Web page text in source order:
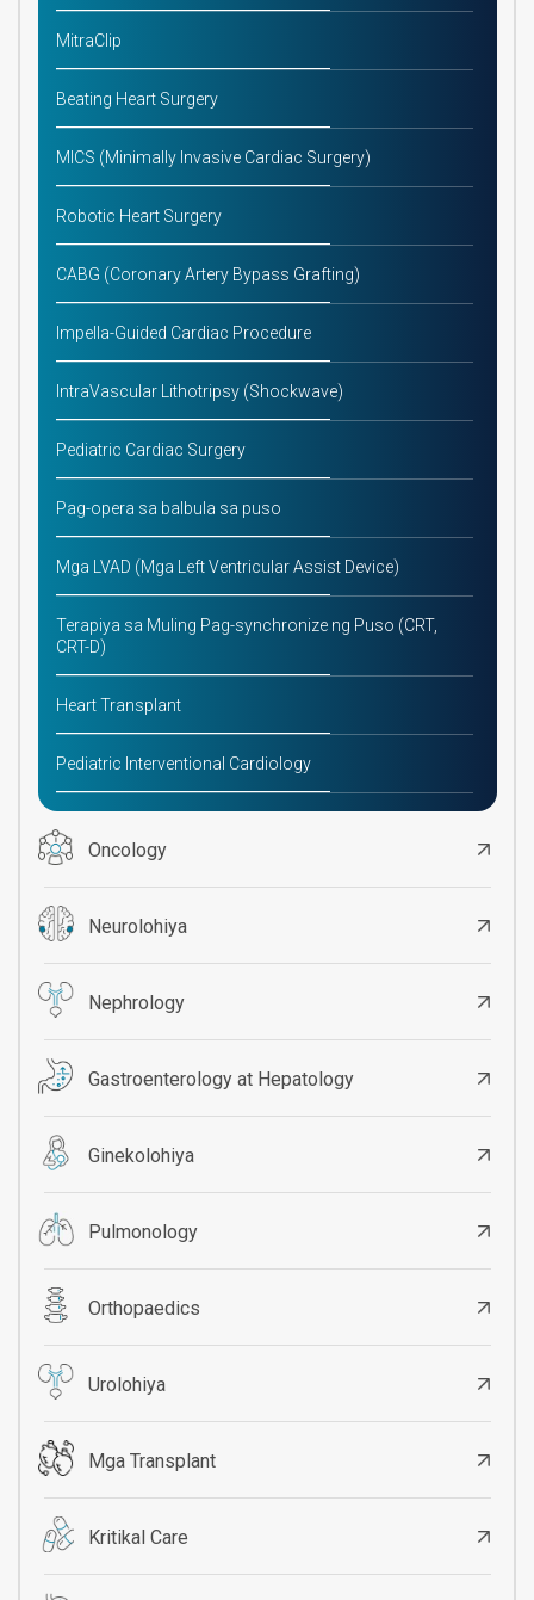
MitraClip
Beating Heart Surgery
MICS (Minimally Invasive Cardiac Surgery)
Robotic Heart Surgery
CABG (Coronary Artery Bypass Grafting)
Impella-Guided Cardiac Procedure
IntraVascular Lithotripsy (Shockwave)
Pediatric Cardiac Surgery
Pag-opera sa balbula sa puso
Mga LVAD (Mga Left Ventricular Assist Device)
Terapiya sa Muling Pag-synchronize ng Puso (CRT,
CRT-D)
Heart Transplant
Pediatric Interventional Cardiology
Oncology
Neurolohiya
Nephrology
Gastroenterology at Hepatology
Ginekolohiya
Pulmonology
Orthopaedics
Urolohiya
Mga Transplant
Kritikal Care